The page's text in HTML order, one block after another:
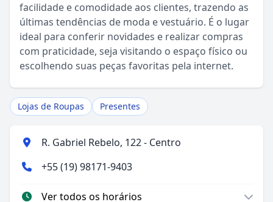
facilidade e comodidade aos clientes, trazendo as
últimas tendências de moda e vestuário. É o lugar
ideal para conferir novidades e realizar compras
com praticidade, seja visitando o espaço físico ou
escolhendo suas peças favoritas pela internet.
Lojas de Roupas Presentes
R. Gabriel Rebelo, 122 - Centro
+55 (19) 98171-9403
Ver todos os horários
Sou Turista em Águas da Prata